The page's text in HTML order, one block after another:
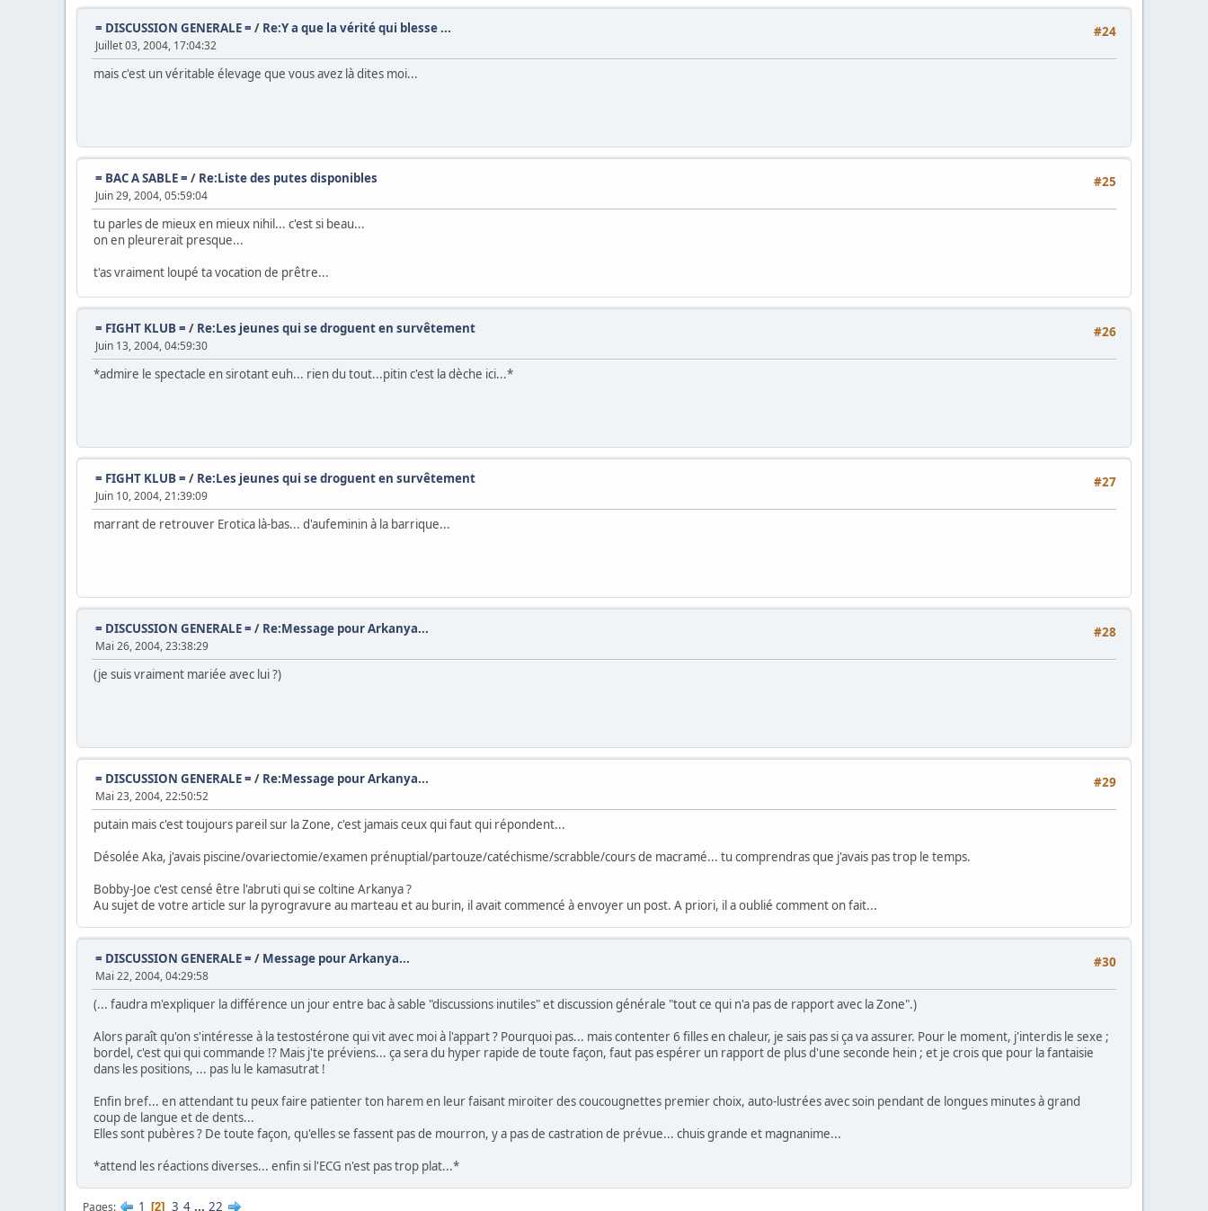
#24
= DISCUSSION GENERALE = / Re:Y a que la vérité qui blesse ...
Juillet 03, 2004, 17:04:32
mais c'est un véritable élevage que vous avez là dites moi...
#25
= BAC A SABLE = / Re:Liste des putes disponibles
Juin 29, 2004, 05:59:04
tu parles de mieux en mieux nihil... c'est si beau...
on en pleurerait presque...
t'as vraiment loupé ta vocation de prêtre...
#26
= FIGHT KLUB = / Re:Les jeunes qui se droguent en survêtement
Juin 13, 2004, 04:59:30
*admire le spectacle en sirotant euh... rien du tout...pitin c'est la dèche ici...*
#27
= FIGHT KLUB = / Re:Les jeunes qui se droguent en survêtement
Juin 10, 2004, 21:39:09
marrant de retrouver Erotica là-bas... d'aufeminin à la barrique...
#28
= DISCUSSION GENERALE = / Re:Message pour Arkanya...
Mai 26, 2004, 23:38:29
(je suis vraiment mariée avec lui ?)
#29
= DISCUSSION GENERALE = / Re:Message pour Arkanya...
Mai 23, 2004, 22:50:52
putain mais c'est toujours pareil sur la Zone, c'est jamais ceux qui faut qui répondent...
Désolée Aka, j'avais piscine/ovariectomie/examen prénuptial/partouze/catéchisme/scrabble/cours de macramé... tu comprendras que j'avais pas trop le temps.
Bobby-Joe c'est censé être l'abruti qui se coltine Arkanya ?
Au sujet de votre article sur la pyrogravure au marteau et au burin, il avait commencé à envoyer un post. A priori, il a oublié comment on fait...
#30
= DISCUSSION GENERALE = / Message pour Arkanya...
Mai 22, 2004, 04:29:58
(... faudra m'expliquer la différence un jour entre bac à sable "discussions inutiles" et discussion générale "tout ce qui n'a pas de rapport avec la Zone".)
Alors paraît qu'on s'intéresse à la testostérone qui vit avec moi à l'appart ? Pourquoi pas... mais contenter 6 filles en chaleur, je sais pas si ça va assurer. Pour le moment, j'interdis le sexe ;
bordel, c'est qui qui commande !? Mais j'te préviens... ça sera du hyper rapide de toute façon, faut pas espérer un rapport de plus d'une seconde hein ; et je crois que pour la fantaisie
dans les positions, ... pas lu le kamasutrat !
Enfin bref... en attendant tu peux faire patienter ton harem en leur faisant miroiter des coucougnettes premier choix, auto-lustrées avec soin pendant de longues minutes à grand
coup de langue et de dents...
Elles sont pubères ? De toute façon, qu'elles se fassent pas de mourron, y a pas de castration de prévue... chuis grande et magnanime...
*attend les réactions diverses... enfin si l'ECG n'est pas trop plat...*
Pages 1 2 3 4 ... 22